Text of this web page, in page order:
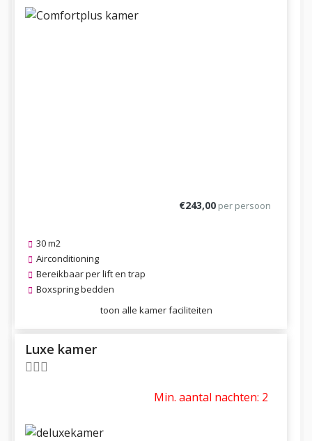
€243,00 per persoon
30 m2
Airconditioning
Bereikbaar per lift en trap
Boxspring bedden
toon alle kamer faciliteiten
Luxe kamer
Min. aantal nachten: 2